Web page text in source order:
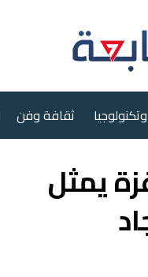
ثقافة وفن
يمثل